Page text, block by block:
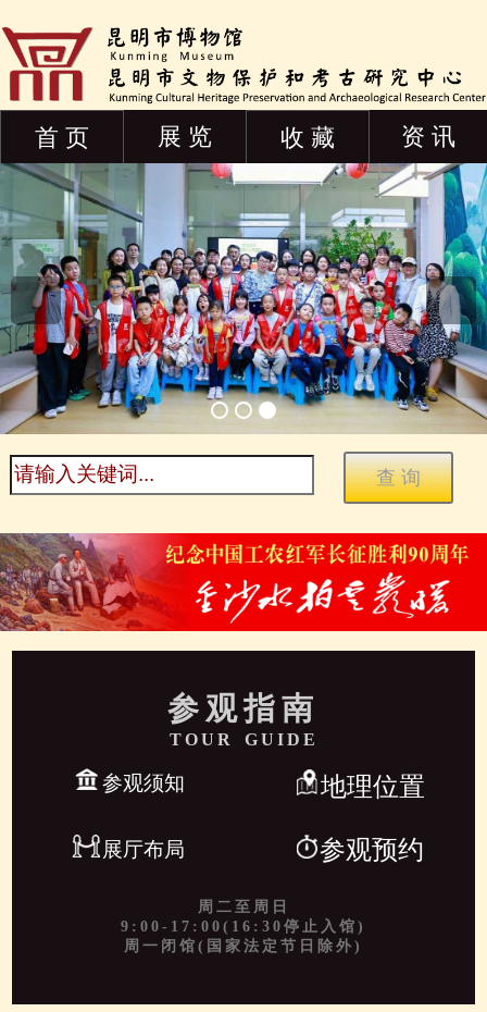
首 页 展 览 收 藏 资 讯
参观指南
TOUR GUIDE
参观须知 地理位置
展厅布局 参观预约
周二至周日
9:00-17:00(16:30停止入馆)
周一闭馆(国家法定节日除外)